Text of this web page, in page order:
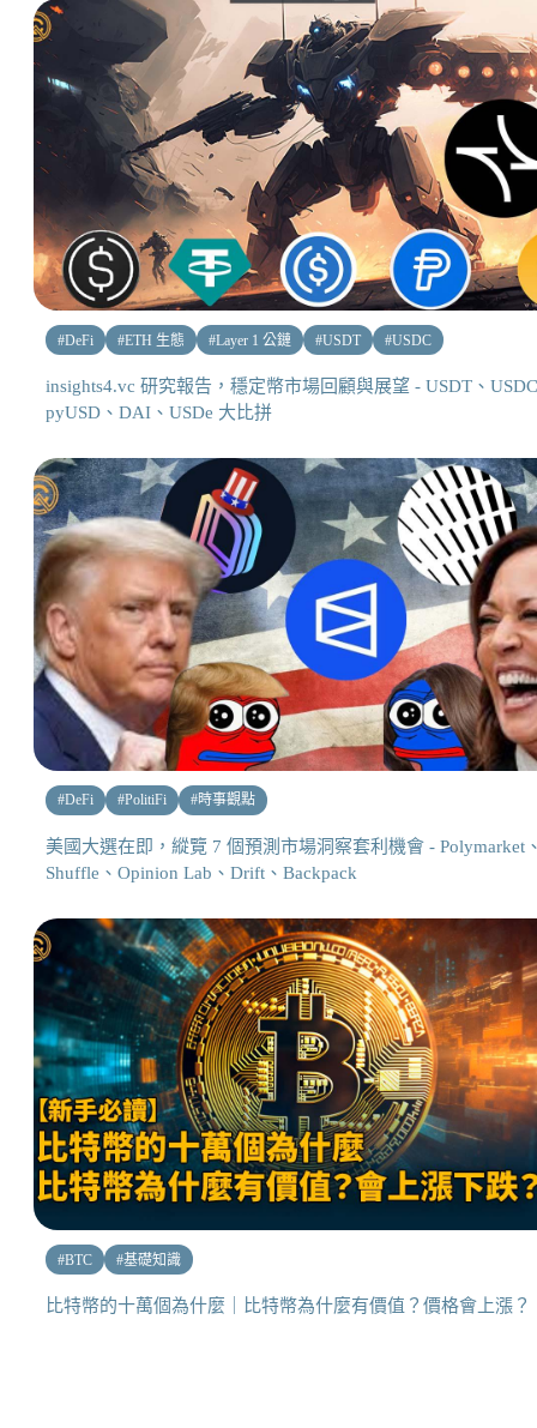
#DeFi #ETH 生態 #Layer 1 公鏈 #USDT #USDC
insights4.vc 研究報告，穩定幣市場回顧與展望 - USDT、
pyUSD、DAI、USDe 大比拼
#DeFi #PolitiFi #時事觀點
美國大選在即，縱覽 7 個預測市場洞察套利機會 - Polymarket
Shuffle、Opinion Lab、Drift、Backpack
#BTC #基礎知識
比特幣的十萬個為什麼｜比特幣為什麼有價值？價格會上漲？